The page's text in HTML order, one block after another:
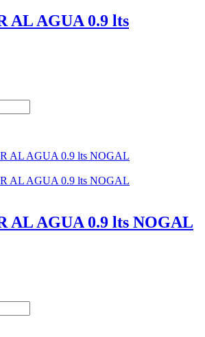
AL AGUA 0.9 lts
AL AGUA 0.9 lts NOGAL